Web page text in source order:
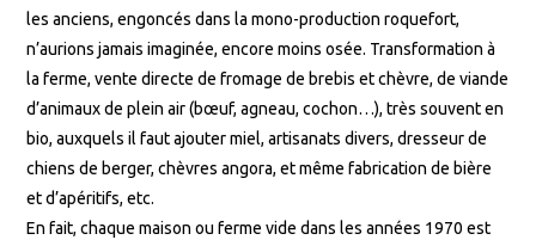
les anciens, engoncés dans la mono-production roquefort,
n’aurions jamais imaginée, encore moins osée. Transformation à
la ferme, vente directe de fromage de brebis et chèvre, de viande
d’animaux de plein air (bœuf, agneau, cochon…), très souvent en
bio, auxquels il faut ajouter miel, artisanats divers, dresseur de
chiens de berger, chèvres angora, et même fabrication de bière
et d’apéritifs, etc.
En fait, chaque maison ou ferme vide dans les années 1970 est